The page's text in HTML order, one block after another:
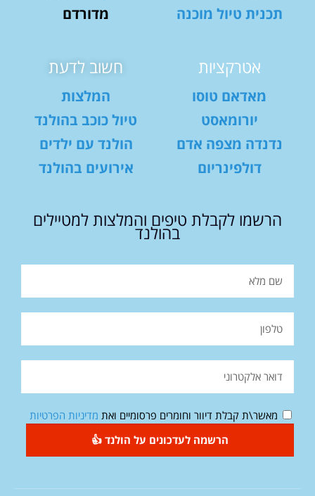
תכנית טיול מוכנה
מדורדם
אטרקציות
מאדאם טוסו
יורומאסט
נדנדה מצפה אדם
דולפינריום
חשוב לדעת
המלצות
טיול כוכב בהולנד
הולנד עם ילדים
אירועים בהולנד
הרשמו לקבלת טיפים והמלצות למטיילים
בהולנד
מאשר\ת קבלת דיוור וחומרים פרסומיים ואת מדיניות הפרטיות
הרשמה לעדכונים על הולנד 👍